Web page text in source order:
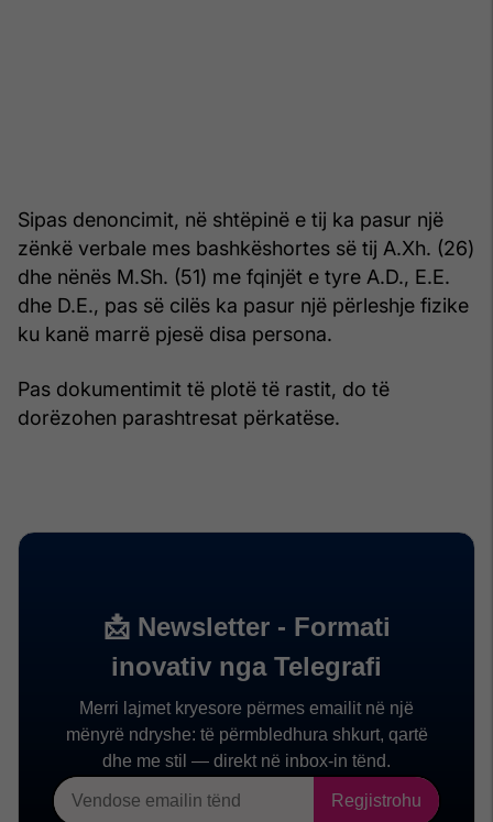
Sipas denoncimit, në shtëpinë e tij ka pasur një
zënkë verbale mes bashkëshortes së tij A.Xh. (26)
dhe nënës M.Sh. (51) me fqinjët e tyre A.D., E.E.
dhe D.E., pas së cilës ka pasur një përleshje fizike
ku kanë marrë pjesë disa persona.
Pas dokumentimit të plotë të rastit, do të
dorëzohen parashtresat përkatëse.